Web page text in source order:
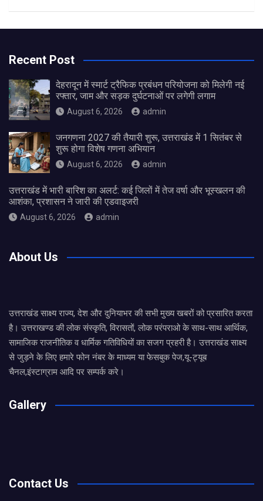
Recent Post
देहरादून में स्मार्ट ट्रैफिक प्रबंधन परियोजना को मिलेगी नई
रफ्तार, जाम और सड़क दुर्घटनाओं पर लगेगी लगाम
August 6, 2026 admin
जनगणना 2027 की तैयारी शुरू, उत्तराखंड में 1 सितंबर से
शुरू होगा विशेष गणना अभियान
August 6, 2026 admin
उत्तराखंड में भारी बारिश का अलर्ट: कई जिलों में तेज वर्षा और भूस्खलन की
आशंका, प्रशासन ने जारी की एडवाइजरी
August 6, 2026 admin
About Us
उत्तराखंड साक्ष्य राज्य, देश और दुनियाभर की सभी मुख्य खबरों को प्रसारित करता
है। उत्तराखण्ड की लोक संस्कृति, विरासतों, लोक परंपराओ के साथ-साथ आर्थिक,
सामाजिक राजनीतिक व धार्मिक गतिविधियों का सजग प्रहरी है। उत्तराखंड साक्ष्य
से जुड़ने के लिए हमारे फोन नंबर के माध्यम या फेसबुक पेज,यू-ट्यूब
चैनल,इंस्टाग्राम आदि पर सम्पर्क करे।
Gallery
Contact Us